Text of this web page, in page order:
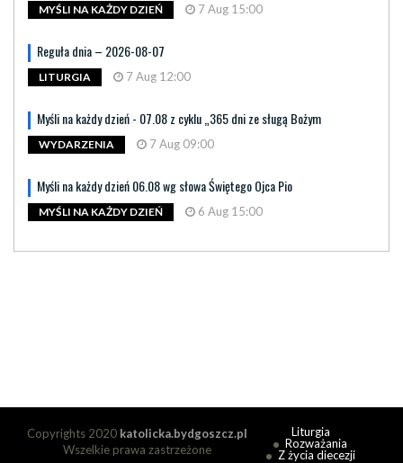
MYŚLI NA KAŻDY DZIEŃ 7 Aug 15:00
Reguła dnia – 2026-08-07
LITURGIA 7 Aug 12:00
Myśli na każdy dzień - 07.08 z cyklu „365 dni ze sługą Bożym
WYDARZENIA 7 Aug 09:00
Myśli na każdy dzień 06.08 wg słowa Świętego Ojca Pio
MYŚLI NA KAŻDY DZIEŃ 6 Aug 15:00
Copyrights 2020 katolicka.bydgoszcz.pl
Wszelkie prawa zastrzeżone
Liturgia
Rozważania
Z życia diecezji